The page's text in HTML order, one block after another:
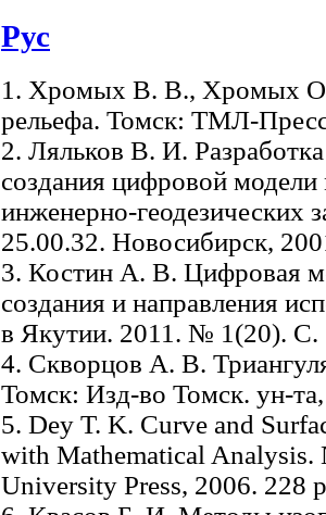
Рус
1. Хромых В. В., Хромых
рельефа. Томск: ТМЛ-
2. Ляльков В. И.
создания цифровой
инженерно-геодезических
25.00.32. Новосибирск,
3. Костин А. В. Цифровая
создания и направления
в Якутии. 2011. № 1(20). С.
4. Скворцов А. В.
Томск: Изд-во Томск. ун-
5. Dey T. K. Curve and
with Mathematical Analysis.
University Press, 2006. 228